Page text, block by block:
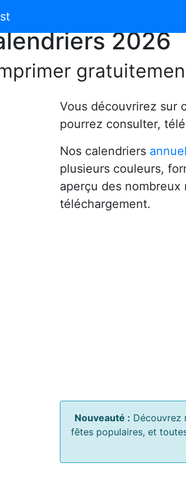
2024
2026
Vous découvrirez sur
pourrez consulter,
Nos calendriers
plusieurs couleurs,
aperçu des
téléchargement.
Nouveauté : Découvrez
fêtes populaires, et